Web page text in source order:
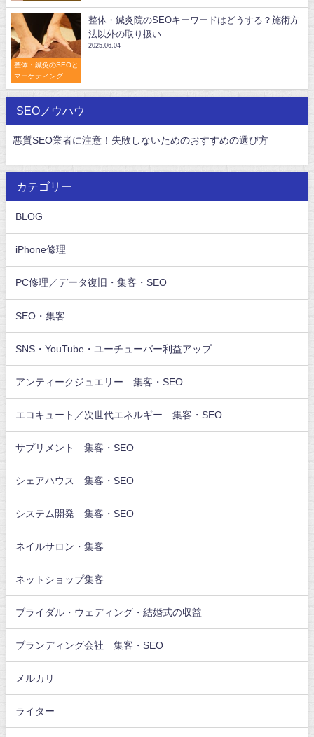
整体・鍼灸のSEOと
マーケティング
整体・鍼灸院のSEOキーワードはどうする？施術方
法以外の取り扱い
2025.06.04
SEOノウハウ
悪質SEO業者に注意！失敗しないためのおすすめの選び方
カテゴリー
BLOG
iPhone修理
PC修理／データ復旧・集客・SEO
SEO・集客
SNS・YouTube・ユーチューバー利益アップ
アンティークジュエリー 集客・SEO
エコキュート／次世代エネルギー 集客・SEO
サプリメント 集客・SEO
シェアハウス 集客・SEO
システム開発 集客・SEO
ネイルサロン・集客
ネットショップ集客
ブライダル・ウェディング・結婚式の収益
ブランディング会社 集客・SEO
メルカリ
ライター